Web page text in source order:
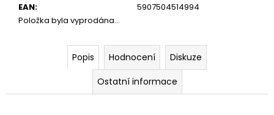
EAN:
5907504514994
Položka byla vyprodána…
Popis Hodnocení
Diskuze
Ostatní informace